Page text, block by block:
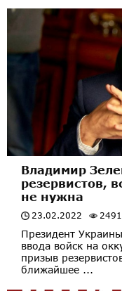
Владимир
резервистов,
не нужна
23.02.2022 2491
Президент
ввода войск на
призыв
ближайшее ...